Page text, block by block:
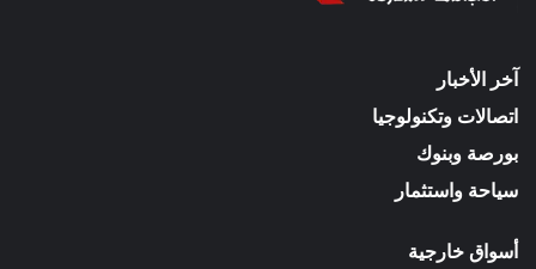
آخر الأخبار
اتصالات وتكنولوجيا
بورصة وبنوك
سياحة واستثمار
أسواق خارجية